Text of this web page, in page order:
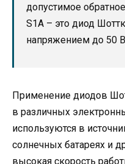
допустимое
S1A – это диод
напряжением до 50
Применение диодов
в различных
используются в
солнечных батареях и
высокая скорость